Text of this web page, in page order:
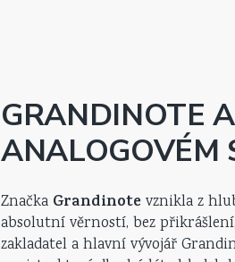
GRANDINOTE
ANALOGOVÉM
Značka Grandinote vznikla z
absolutní věrností, bez
zakladatel a hlavní vývojář